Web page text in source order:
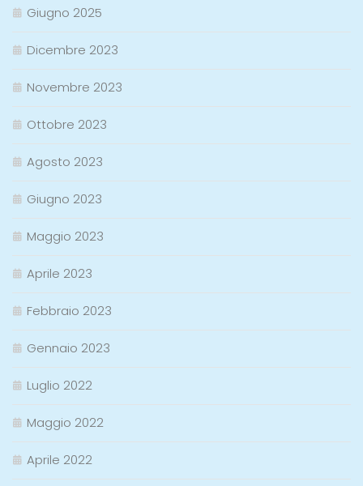
Giugno 2025
Dicembre 2023
Novembre 2023
Ottobre 2023
Agosto 2023
Giugno 2023
Maggio 2023
Aprile 2023
Febbraio 2023
Gennaio 2023
Luglio 2022
Maggio 2022
Aprile 2022